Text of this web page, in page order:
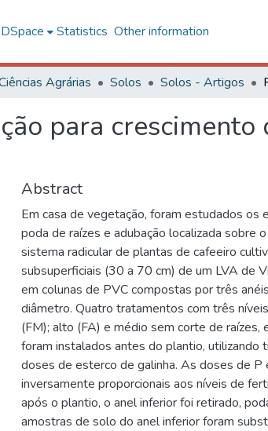
Statistics Other information
Agrárias Solos Solos - Artigos
para
Abstract
Em casa de vegetação, foram estudados os
poda de raízes e adubação localizada sobre
sistema radicular de plantas de cafeeiro
subsuperficiais (30 a 70 cm) de um LVA de
em colunas de PVC compostas por três
diâmetro. Quatro tratamentos com três
(FM); alto (FA) e médio sem corte de raízes,
foram instalados antes do plantio, utilizando
doses de esterco de galinha. As doses de P
inversamente proporcionais aos níveis de
após o plantio, o anel inferior foi retirado,
amostras de solo do anel inferior foram